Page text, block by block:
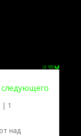
| 1
над